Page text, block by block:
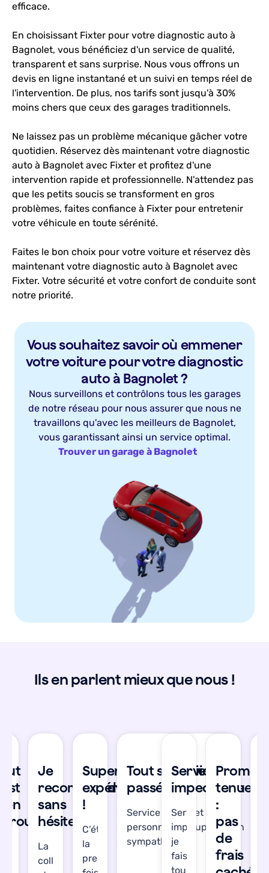
efficace.
En choisissant Fixter pour votre diagnostic auto à
Bagnolet, vous bénéficiez d'un service de qualité,
transparent et sans surprise. Nous vous offrons un
devis en ligne instantané et un suivi en temps réel de
l'intervention. De plus, nos tarifs sont jusqu'à 30%
moins chers que ceux des garages traditionnels.
Ne laissez pas un problème mécanique gâcher votre
quotidien. Réservez dès maintenant votre diagnostic
auto à Bagnolet avec Fixter et profitez d'une
intervention rapide et professionnelle. N'attendez pas
que les petits soucis se transforment en gros
problèmes, faites confiance à Fixter pour entretenir
votre véhicule en toute sérénité.
Faites le bon choix pour votre voiture et réservez dès
maintenant votre diagnostic auto à Bagnolet avec
Fixter. Votre sécurité et votre confort de conduite sont
notre priorité.
Vous souhaitez savoir où emmener
votre voiture pour votre diagnostic
auto à Bagnolet ?
Nous surveillons et contrôlons tous les garages
de notre réseau pour nous assurer que nous ne
travaillons qu'avec les meilleurs de Bagnolet,
vous garantissant ainsi un service optimal.
Trouver un garage à Bagnolet
Ils en parlent mieux que nous !
Je
recommande
sans
hésiter
La
collecte
Super
expérience
!
C’était
la
première
Tout s'est bien
passé !
Service réactif et les
personnes en support son
sympathiques !
Service
impeccable
Service
impeccable,
je
fais
toujours
tenue
:
pas
de
frais